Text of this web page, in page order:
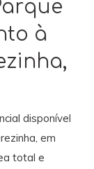
à
disponível
em
total e